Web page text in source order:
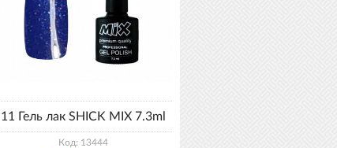
11 Гель лак SHICK MIX 7.3ml
Код: 13444